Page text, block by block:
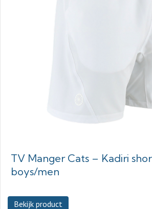
TV Manger Cats – Kadiri
boys/men
Bekijk product